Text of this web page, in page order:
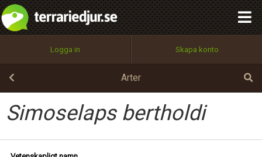
Logga in Skapa konto
Arter
Simoselaps bertholdi
Utför
100%
OK
integritetspolicy
Namn:
Epost:
Begär nytt lösenord
Tillbaka till förstasidan